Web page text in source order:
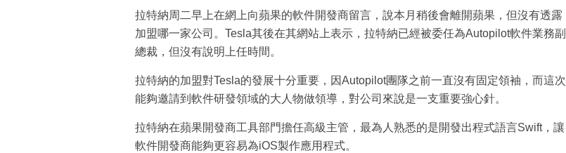
拉特納周二早上在網上向蘋果的軟件開發商留言，說本月稍後會離開蘋果，但沒有透露
加盟哪一家公司。Tesla其後在其網站上表示，拉特納已經被委任為Autopilot軟件業務副
總裁，但沒有說明上任時間。
拉特納的加盟對Tesla的發展十分重要，因Autopilot團隊之前一直沒有固定領袖，而這次
能夠邀請到軟件研發領域的大人物做領導，對公司來說是一支重要強心針。
拉特納在蘋果開發商工具部門擔任高級主管，最為人熟悉的是開發出程式語言Swift，讓
軟件開發商能夠更容易為iOS製作應用程式。